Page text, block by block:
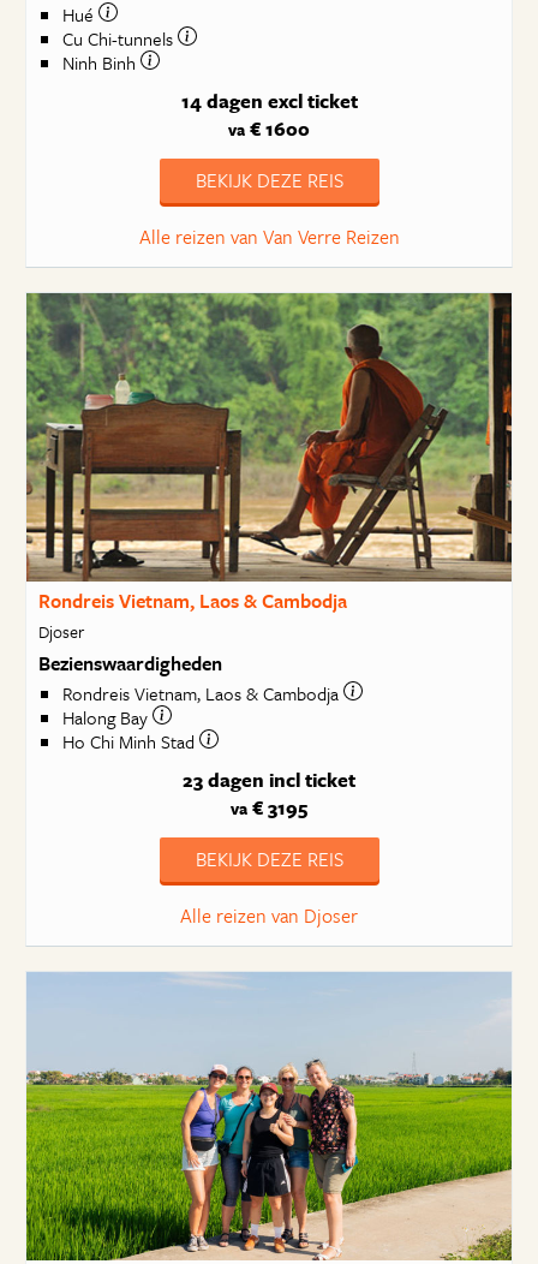
Hué
Cu Chi-tunnels
Ninh Binh
14 dagen excl ticket
va € 1600
BEKIJK DEZE REIS
Alle reizen van Van Verre Reizen
Rondreis Vietnam, Laos & Cambodja
Djoser
Bezienswaardigheden
Rondreis Vietnam, Laos & Cambodja
Halong Bay
Ho Chi Minh Stad
23 dagen incl ticket
va € 3195
BEKIJK DEZE REIS
Alle reizen van Djoser